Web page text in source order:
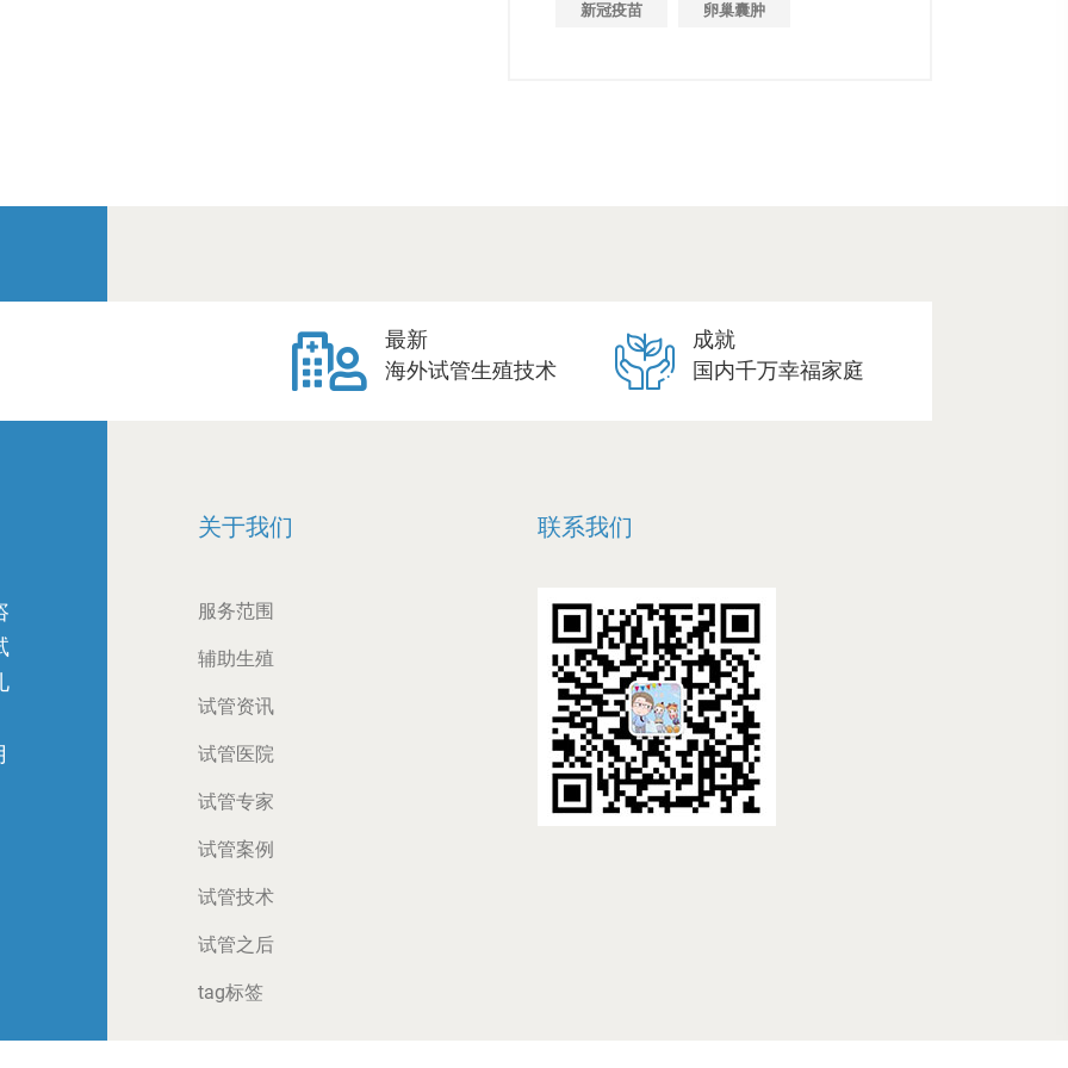
新冠疫苗 卵巢囊肿
最新
海外试管生殖技术
成就
国内千万幸福家庭
关于我们
服务范围
辅助生殖
试管资讯
试管医院
试管专家
试管案例
试管技术
试管之后
tag标签
联系我们